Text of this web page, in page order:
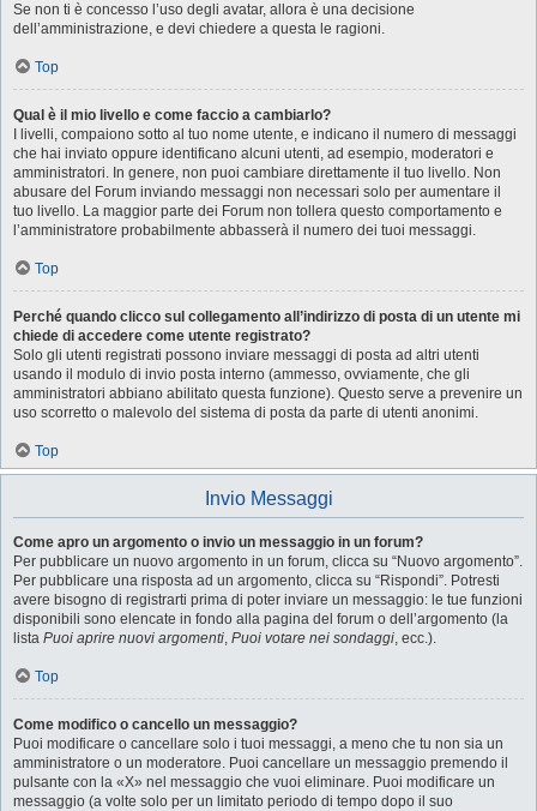
Se non ti è concesso l’uso degli avatar, allora è una decisione
dell’amministrazione, e devi chiedere a questa le ragioni.
Top
Qual è il mio livello e come faccio a cambiarlo?
I livelli, compaiono sotto al tuo nome utente, e indicano il numero di messaggi
che hai inviato oppure identificano alcuni utenti, ad esempio, moderatori e
amministratori. In genere, non puoi cambiare direttamente il tuo livello. Non
abusare del Forum inviando messaggi non necessari solo per aumentare il
tuo livello. La maggior parte dei Forum non tollera questo comportamento e
l’amministratore probabilmente abbasserà il numero dei tuoi messaggi.
Top
Perché quando clicco sul collegamento all’indirizzo di posta di un utente mi
chiede di accedere come utente registrato?
Solo gli utenti registrati possono inviare messaggi di posta ad altri utenti
usando il modulo di invio posta interno (ammesso, ovviamente, che gli
amministratori abbiano abilitato questa funzione). Questo serve a prevenire un
uso scorretto o malevolo del sistema di posta da parte di utenti anonimi.
Top
Invio Messaggi
Come apro un argomento o invio un messaggio in un forum?
Per pubblicare un nuovo argomento in un forum, clicca su “Nuovo argomento”.
Per pubblicare una risposta ad un argomento, clicca su “Rispondi”. Potresti
avere bisogno di registrarti prima di poter inviare un messaggio: le tue funzioni
disponibili sono elencate in fondo alla pagina del forum o dell’argomento (la
lista Puoi aprire nuovi argomenti, Puoi votare nei sondaggi, ecc.).
Top
Come modifico o cancello un messaggio?
Puoi modificare o cancellare solo i tuoi messaggi, a meno che tu non sia un
amministratore o un moderatore. Puoi cancellare un messaggio premendo il
pulsante con la «X» nel messaggio che vuoi eliminare. Puoi modificare un
messaggio (a volte solo per un limitato periodo di tempo dopo il suo